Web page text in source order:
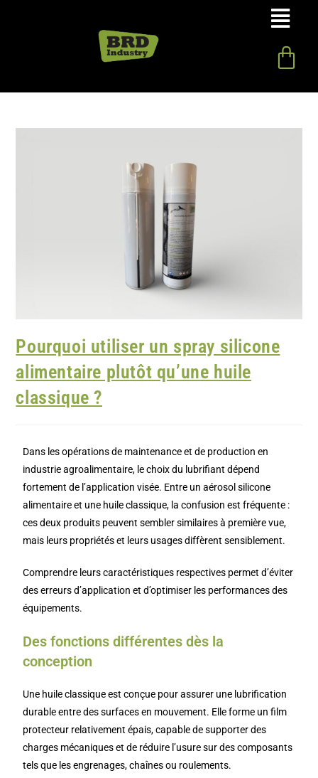
Pourquoi utiliser un spray silicone
alimentaire plutôt qu’une huile
classique ?
Dans les opérations de maintenance et de production en
industrie agroalimentaire, le choix du lubrifiant dépend
fortement de l’application visée. Entre un aérosol silicone
alimentaire et une huile classique, la confusion est fréquente :
ces deux produits peuvent sembler similaires à première vue,
mais leurs propriétés et leurs usages diffèrent sensiblement.
Comprendre leurs caractéristiques respectives permet d’éviter
des erreurs d’application et d’optimiser les performances des
équipements.
Des fonctions différentes dès la
conception
Une huile classique est conçue pour assurer une lubrification
durable entre des surfaces en mouvement. Elle forme un film
protecteur relativement épais, capable de supporter des
charges mécaniques et de réduire l’usure sur des composants
tels que les engrenages, chaînes ou roulements.